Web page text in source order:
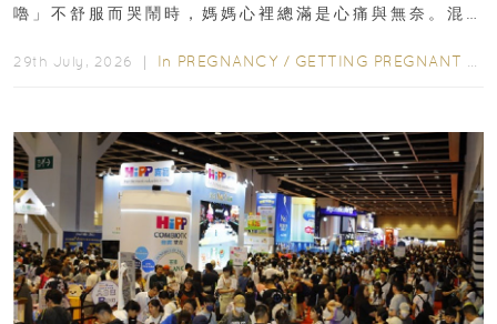
嚕」不舒服而哭鬧時，媽媽心裡總滿是心痛與無奈。混
29th July, 2026 ｜ In PREGNANCY / GETTING PREGNANT